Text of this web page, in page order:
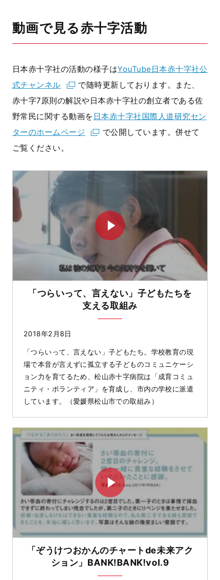
動画で見る赤十字活動
日本赤十字社の活動の様子はYouTube日本赤十字社公
式チャンネル
で随時更新しております。また、
赤十字7原則の解説や日本赤十字社の創立者である佐
野常民に関する動画を 日本赤十字社国際人道研究セン
ターのホームページ
で公開しています。併せて
ご覧ください。
「つらいって、言えない」子どもたちを
支える取組み
2018年2月8日
「つらいって、言えない」子どもたち。学校教育の現
場で本音が言えずに孤立する子どものコミュニケーシ
ョン力を育てるため、松山赤十字病院は「成育コミュ
ニティ・ボランティア」を育成し、市内の学校に派遣
しています。（愛媛県松山市での取組み）
「ぞうけつおかんのチャートde未来アク
ション」BANK!BANK!vol.9